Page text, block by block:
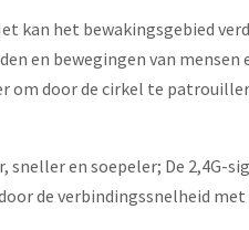
kan het bewakingsgebied
en bewegingen van mensen
om door de cirkel te
en soepeler; De 2,4G-
de verbindingssnelheid